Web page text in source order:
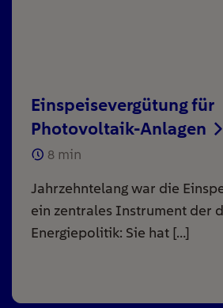
Einspeisevergütung für
Photovoltaik-Anlagen
8 min
Jahrzehntelang war die
ein zentrales Instrument der
Energiepolitik: Sie hat […]